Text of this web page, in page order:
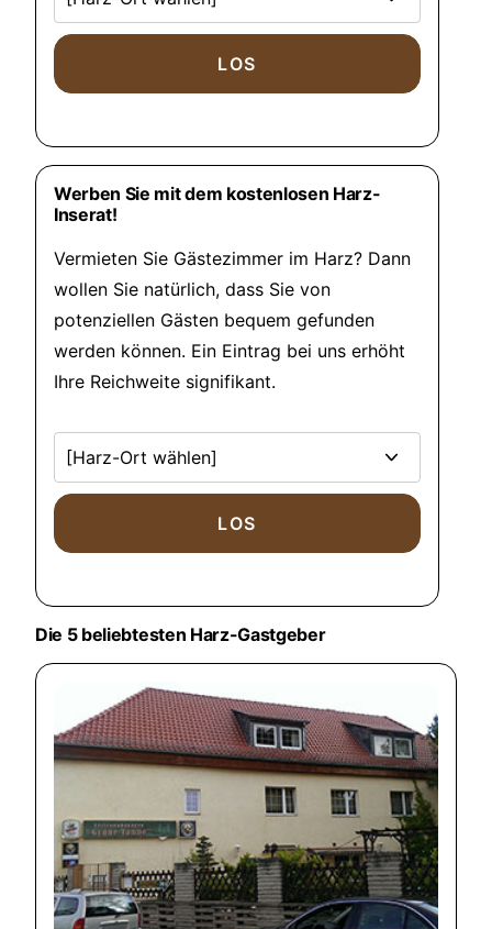
Werben Sie mit dem kostenlosen Harz-
Inserat!
Vermieten Sie Gästezimmer im Harz? Dann
wollen Sie natürlich, dass Sie von
potenziellen Gästen bequem gefunden
werden können. Ein Eintrag bei uns erhöht
Ihre Reichweite signifikant.
Die 5 beliebtesten Harz-Gastgeber